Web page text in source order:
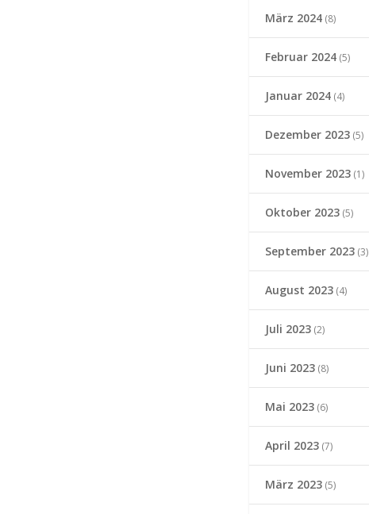
März 2024(8)
Februar 2024(5)
Januar 2024(4)
Dezember 2023(5)
November 2023(1)
Oktober 2023(5)
September 2023(3)
August 2023(4)
Juli 2023(2)
Juni 2023(8)
Mai 2023(6)
April 2023(7)
März 2023(5)